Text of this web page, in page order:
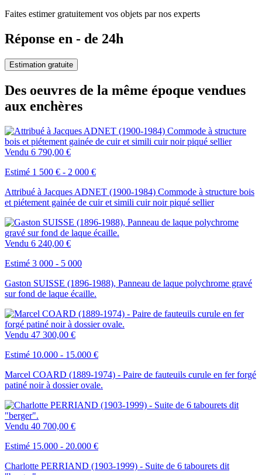
Faites estimer gratuitement vos objets par nos experts
Réponse en - de 24h
Estimation gratuite
Des oeuvres de la même époque vendues
aux enchères
Vendu 6 790,00 €
Estimé 1 500 € - 2 000 €
Attribué à Jacques ADNET (1900-1984) Commode à structure bois
et piétement gainée de cuir et simili cuir noir piqué sellier
Vendu 6 240,00 €
Estimé 3 000 - 5 000
Gaston SUISSE (1896-1988), Panneau de laque polychrome gravé
sur fond de laque écaille.
Vendu 47 300,00 €
Estimé 10.000 - 15.000 €
Marcel COARD (1889-1974) - Paire de fauteuils curule en fer forgé
patiné noir à dossier ovale.
Vendu 40 700,00 €
Estimé 15.000 - 20.000 €
Charlotte PERRIAND (1903-1999) - Suite de 6 tabourets dit